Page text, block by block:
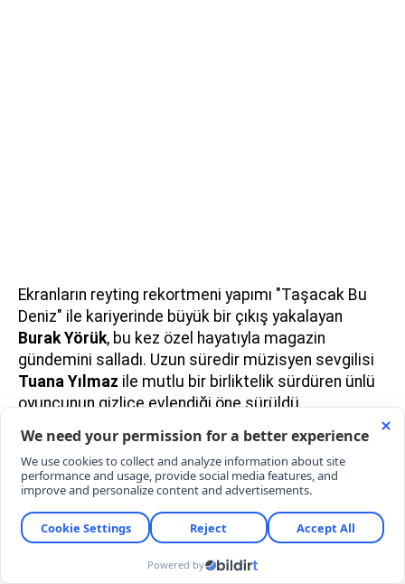
Ekranların reyting rekortmeni yapımı "Taşacak Bu
Deniz" ile kariyerinde büyük bir çıkış yakalayan
Burak Yörük, bu kez özel hayatıyla magazin
gündemini salladı. Uzun süredir müzisyen sevgilisi
Tuana Yılmaz ile mutlu bir birliktelik sürdüren ünlü
oyuncunun gizlice evlendiği öne sürüldü.